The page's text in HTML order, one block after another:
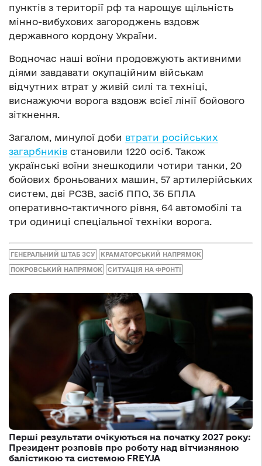
пунктів з території рф та нарощує щільність
мінно-вибухових загороджень вздовж
державного кордону України.
Водночас наші воїни продовжують активними
діями завдавати окупаційним військам
відчутних втрат у живій силі та техніці,
виснажуючи ворога вздовж всієї лінії бойового
зіткнення.
Загалом, минулої доби втрати російських
загарбників становили 1220 осіб. Також
українські воїни знешкодили чотири танки, 20
бойових броньованих машин, 57 артилерійських
систем, дві РСЗВ, засіб ППО, 36 БПЛА
оперативно-тактичного рівня, 64 автомобілі та
три одиниці спеціальної техніки ворога.
ГЕНЕРАЛЬНИЙ ШТАБ ЗСУ КРАМАТОРСЬКИЙ НАПРЯМОК
ПОКРОВСЬКИЙ НАПРЯМОК СИТУАЦІЯ НА ФРОНТІ
Перші результати очікуються на початку 2027 року:
Президент розповів про роботу над вітчизняною
балістикою та системою FREYJA